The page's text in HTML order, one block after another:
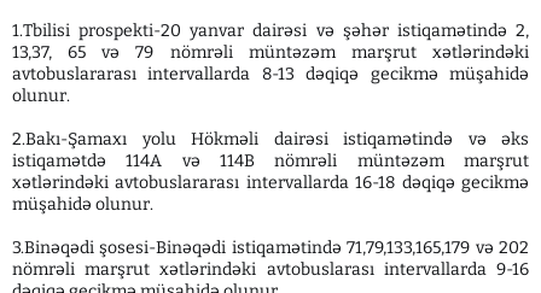
1.Tbilisi prospekti-20 yanvar dairəsi və şəhər istiqamətində 2,
13,37, 65 və 79 nömrəli müntəzəm marşrut xətlərindəki
avtobuslararası intervallarda 8-13 dəqiqə gecikmə müşahidə
olunur.
2.Bakı-Şamaxı yolu Hökməli dairəsi istiqamətində və əks
istiqamətdə 114A və 114B nömrəli müntəzəm marşrut
xətlərindəki avtobuslararası intervallarda 16-18 dəqiqə gecikmə
müşahidə olunur.
3.Binəqədi şosesi-Binəqədi istiqamətində 71,79,133,165,179 və 202
nömrəli marşrut xətlərindəki avtobuslarası intervallarda 9-16